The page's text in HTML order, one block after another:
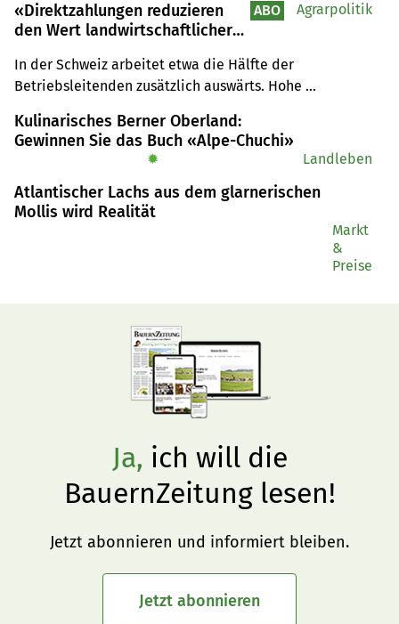
«Direktzahlungen reduzieren
den Wert landwirtschaftlicher
In der Schweiz arbeitet etwa die Hälfte der
Betriebsleitenden zusätzlich auswärts. Hohe
Wahrscheinlichkeit dafür und ihre Wirkung entspricht
laut Agroscope nicht vollumfänglich dem gesetzlichen
ABO Agrarpolitik
Kulinarisches Berner Oberland:
Gewinnen Sie das Buch «Alpe-Chuchi»
✹ Landleben
Atlantischer Lachs aus dem glarnerischen
Mollis wird Realität
Markt
&
Preise
Ja, ich will die
BauernZeitung lesen!
Jetzt abonnieren und informiert bleiben.
Jetzt abonnieren